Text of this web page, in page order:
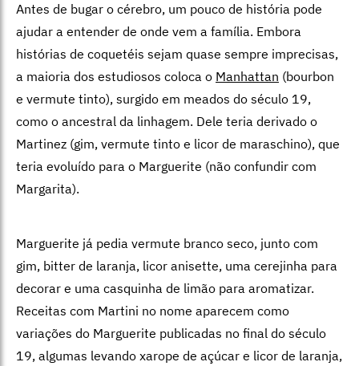
Antes de bugar o cérebro, um pouco de história pode
ajudar a entender de onde vem a família. Embora
histórias de coquetéis sejam quase sempre imprecisas,
a maioria dos estudiosos coloca o Manhattan (bourbon
e vermute tinto), surgido em meados do século 19,
como o ancestral da linhagem. Dele teria derivado o
Martinez (gim, vermute tinto e licor de maraschino), que
teria evoluído para o Marguerite (não confundir com
Margarita).
Marguerite já pedia vermute branco seco, junto com
gim, bitter de laranja, licor anisette, uma cerejinha para
decorar e uma casquinha de limão para aromatizar.
Receitas com Martini no nome aparecem como
variações do Marguerite publicadas no final do século
19, algumas levando xarope de açúcar e licor de laranja,